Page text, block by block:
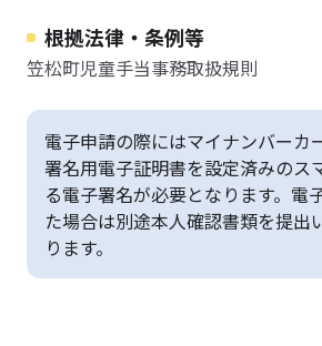
根拠法律・条例等
笠松町児童手当事務取扱規則
電子申請の際にはマイナンバーカ
署名用電子証明書を設定済みのス
る電子署名が必要となります。電
た場合は別途本人確認書類を提出
ります。